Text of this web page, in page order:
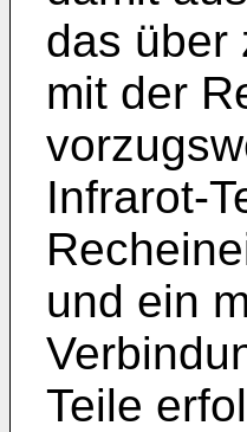
das über
mit der
Infrarot-
und ein
Teile